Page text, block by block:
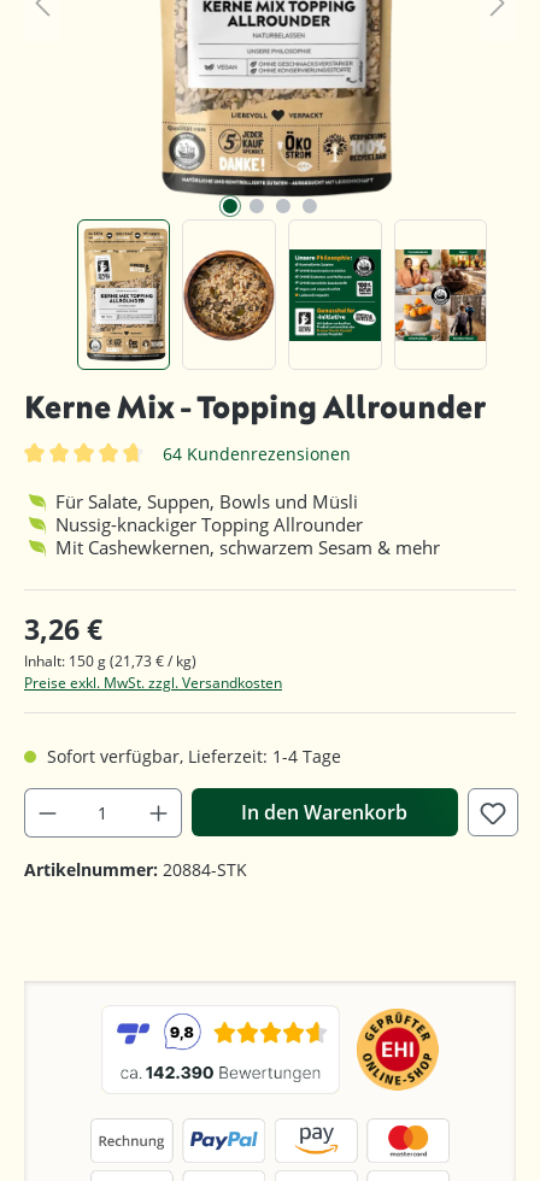
Kerne Mix - Topping Allrounder
64 Kundenrezensionen
Für Salate, Suppen, Bowls und Müsli
Nussig-knackiger Topping Allrounder
Mit Cashewkernen, schwarzem Sesam & mehr
3,26 €
Inhalt: 150 g(21,73 € / kg)
Preise exkl. MwSt. zzgl. Versandkosten
Sofort verfügbar, Lieferzeit: 1-4 Tage
In den Warenkorb
Artikelnummer: 20884-STK